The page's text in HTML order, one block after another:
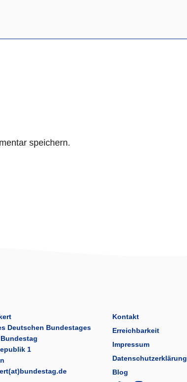
speichern.
Deutschen Bundestages
1
Kontakt
Erreichbarkeit
Impressum
Datenschutzerklärung
Blog